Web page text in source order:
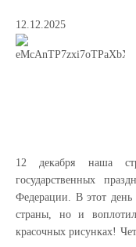
12.12.2025
12 декабря наша
государственных
Федерации. В этот
страны, но и
красочных рисунках!